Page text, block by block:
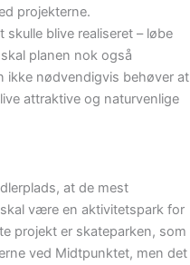
projekterne.
skulle blive realiseret – løbe
planen nok også
ikke nødvendigvis behøver at
attraktive og naturvenlige
at de mest
være en aktivitetspark for
projekt er skateparken, som
ved Midtpunktet, men det